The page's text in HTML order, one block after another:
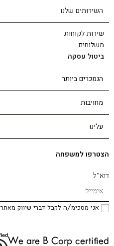
השירותים שלנו
שירות לקוחות
משלוחים
ביטול עסקה
הנמכרים ביותר
מחויבות
עלינו
הצטרפו למשפחה
דוא"ל
אני מסכימ/ה לקבל דברי שיווק מאתר ba&sh בהתאם
We are B Corp certified